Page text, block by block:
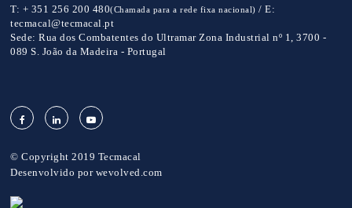
T: + 351 256 200 480(Chamada para a rede fixa nacional) /E:
tecmacal@tecmacal.pt
Sede: Rua dos Combatentes do Ultramar Zona Industrial nº 1, 3700 -
089 S. João da Madeira - Portugal
© Copyright 2019 Tecmacal
Desenvolvido por wevolved.com